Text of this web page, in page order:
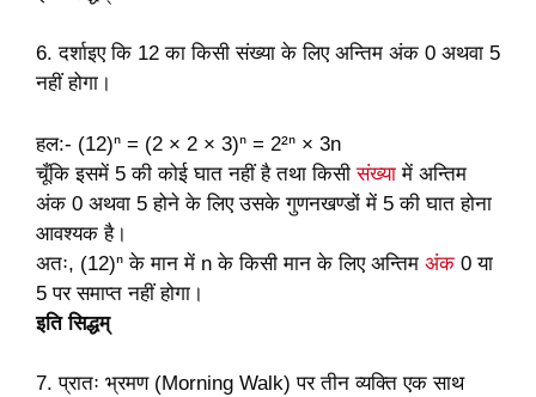
6. दर्शाइए कि 12 का किसी संख्या के लिए अन्तिम अंक 0 अथवा 5
नहीं होगा।
हल:- (12)ⁿ = (2 × 2 × 3)ⁿ = 2²ⁿ × 3n
चूँकि इसमें 5 की कोई घात नहीं है तथा किसीसंख्या में अन्तिम
अंक 0 अथवा 5 होने के लिए उसके गुणनखण्डों में 5 की घात होना
आवश्यक है।
अतः, (12)ⁿ के मान में n के किसी मान के लिए अन्तिम अंक 0 या
5 पर समाप्त नहीं होगा।
इति सिद्धम्
7. प्रातः भ्रमण (Morning Walk) पर तीन व्यक्ति एक साथ